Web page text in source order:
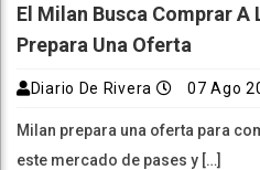
El Milan Busca Comprar A
Prepara Una Oferta
Diario De Rivera 07 Ago
Milan prepara una oferta para
este mercado de pases y […]